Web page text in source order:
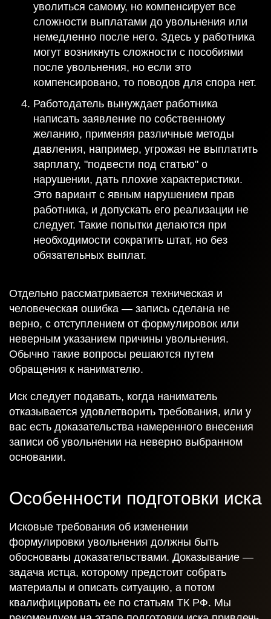
уволиться самому, но компенсирует все
сложности выплатами до увольнения или
немедленно после него. Здесь у работника
могут возникнуть сложности с пособиями
после увольнения, но если это
компенсировано, то поводов для спора нет.
Работодатель вынуждает работника
написать заявление по собственному
желанию, применяя различные методы
давления, например, угрожая не выплатить
зарплату, "подвести под статью" о
нарушении, дать плохие характеристики.
Это вариант с явным нарушением прав
работника, и допускать его реализации не
следует. Такие попытки делаются при
необходимости сократить штат, но без
обязательных выплат.
Отдельно рассматривается техническая и
человеческая ошибка — запись сделана не
верно, с отступлением от формулировок или
неверным указанием причины увольнения.
Обычно такие вопросы решаются путем
обращения к нанимателю.
Иск следует подавать, когда наниматель
отказывается удовлетворить требования, или у
вас есть доказательства намеренного внесения
записи об увольнении на неверно выбранном
основании.
Особенности подготовки иска
Исковые требования об изменении
формулировки увольнения должны быть
обоснованы доказательствами. Доказывание —
задача истца, которому предстоит собрать
материалы и описать ситуацию, а потом
квалифицировать ее по статьям ТК РФ. Мы